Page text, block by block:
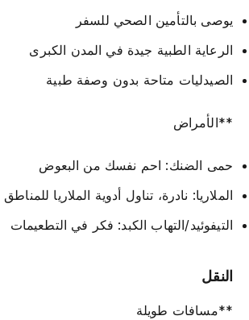
يوصى بالتأمين الصحي للسفر
الرعاية الطبية جيدة في المدن الكبرى
الصيدليات متاحة بدون وصفة طبية
**الأمراض
حمى الضنك: احم نفسك من البعوض
الملاريا: نادرة، تناول أدوية الملاريا للمناطق
التيفوئيد/التهاب الكبد: فكر في التطعيمات
النقل
**مسافات طويلة